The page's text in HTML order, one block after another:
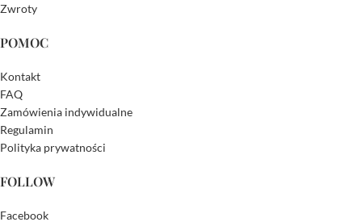
Zwroty
POMOC
Kontakt
FAQ
Zamówienia indywidualne
Regulamin
Polityka prywatności
FOLLOW
Facebook